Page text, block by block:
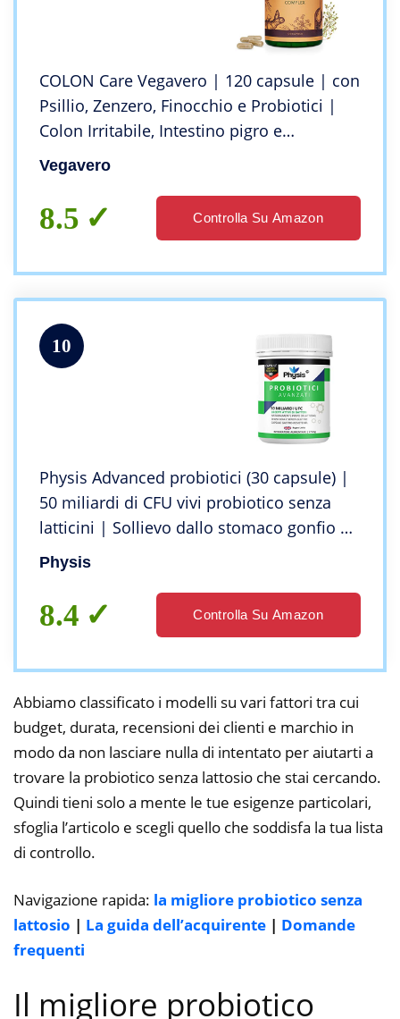
COLON Care Vegavero | 120 capsule | con
Psillio, Zenzero, Finocchio e Probiotici |
Colon Irritabile, Intestino pigro e
Stitichezza | 100% naturale | Vegan
Vegavero
8.5 Controlla Su Amazon
10
Physis Advanced probiotici (30 capsule) |
50 miliardi di CFU vivi probiotico senza
latticini | Sollievo dallo stomaco gonfio |
Probiotici lactobacillus per pulizia
intestino, digestione e costipazione
Physis
8.4 Controlla Su Amazon
Abbiamo classificato i modelli su vari fattori tra cui
budget, durata, recensioni dei clienti e marchio in
modo da non lasciare nulla di intentato per aiutarti a
trovare la probiotico senza lattosio che stai cercando.
Quindi tieni solo a mente le tue esigenze particolari,
sfoglia l’articolo e scegli quello che soddisfa la tua lista
di controllo.
Navigazione rapida: la migliore probiotico senza
lattosio | La guida dell’acquirente | Domande
frequenti
Il migliore probiotico